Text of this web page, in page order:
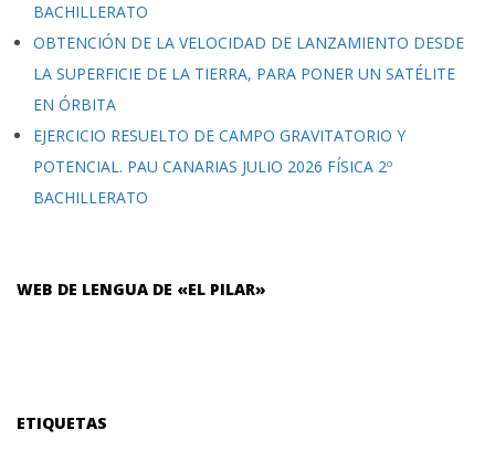
BACHILLERATO
OBTENCIÓN DE LA VELOCIDAD DE LANZAMIENTO DESDE
LA SUPERFICIE DE LA TIERRA, PARA PONER UN SATÉLITE
EN ÓRBITA
EJERCICIO RESUELTO DE CAMPO GRAVITATORIO Y
POTENCIAL. PAU CANARIAS JULIO 2026 FÍSICA 2º
BACHILLERATO
WEB DE LENGUA DE «EL PILAR»
ETIQUETAS